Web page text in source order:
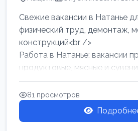
Свежие вакансии в Натанье
физический труд, демонтаж,
конструкций<br />
Работа в Натанье: вакансии
продуктовые, мясные и
Разнорабочий на сборку м...
81 просмотров